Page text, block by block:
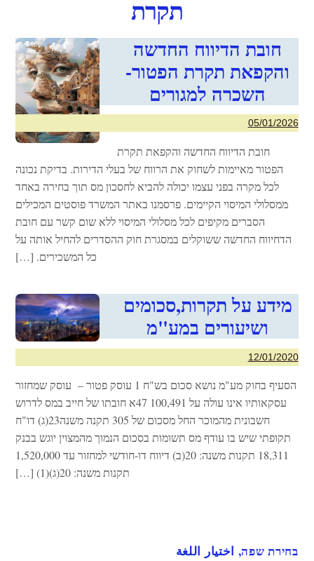
תקרת
חובת הדיווח החדשה
והקפאת תקרת הפטור-
השכרה למגורים
05/01/2026
חובת הדיווח החדשה והקפאת תקרת
הפטור מאיימות לשחוק את הרווח של בעלי הדירות. בדיקת נכונה
לכל מקרה בפני עצמו יכולה להביא לחסכון מס תוך בחירה באחד
ממסלולי המיסוי הקיימים. פרסמנו באתר המשרד פוסטים המכילים
הסברים מקיפים לכל מסלולי המיסוי ללא שום קשר עם חובת
הדחיווח החדשה ששוקלים במסגרת חוק ההסדרים להחיל אותה על
כל המשכירים. […]
מידע על תקרות,סכומים
ושיעורים במע"מ
12/01/2020
הסעיף בחוק מע"מ נושא סכום בש"ח 1 עוסק פטור – עוסק שמחזור
עסקאותיו אינו עולה על 100,491 47א חובתו של חייב במס לדרוש
חשבונית מהמוכר החל מסכום של 305 תקנה משנה23(ג) דו"ח
תקופתי שיש בו עודף מס תשומות בסכום הנמוך מהמצוין יוגש בבנק
18,311 תקנות משנה: 20(ב) דיווח דו-חודשי למחזור עד 1,520,000
תקנות משנה: 20(ג)(1) […]
בחירת שפה, اختيار اللغة